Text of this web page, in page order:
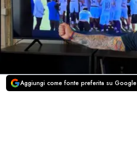
Aggiungi come fonte preferita su Google